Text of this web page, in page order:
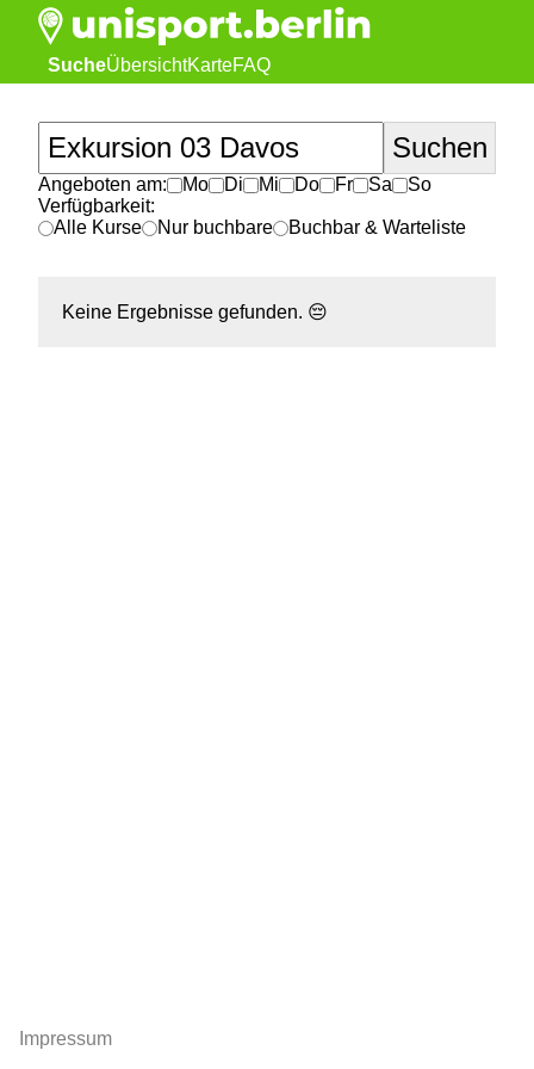
SucheÜbersichtKarteFAQ
Angeboten am: Mo Di Mi Do Fr Sa
So
Verfügbarkeit:
Alle Kurse
Nur buchbare Buchbar & Warteliste
Keine Ergebnisse gefunden. 😔
Impressum